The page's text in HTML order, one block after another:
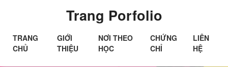
Trang Porfolio
TRANG
CHỦ
GIỚI
THIỆU
NƠI THEO
HỌC
CHỨNG
CHỈ
LIÊN
HỆ
Xin chào!